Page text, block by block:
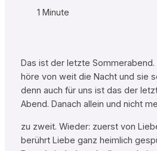
1 Minute
Das ist der letzte Sommerabend.
höre von weit die Nacht und sie
denn auch für uns ist das der
Abend. Danach allein und nicht
zu zweit. Wieder: zuerst von
berührt Liebe ganz heimlich